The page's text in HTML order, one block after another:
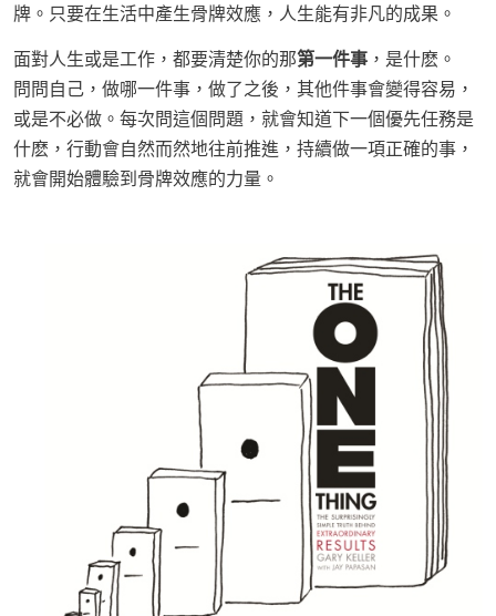
牌。只要在生活中產生骨牌效應，人生能有非凡的成果。
面對人生或是工作，都要清楚你的那第一件事 ，是什麽。
問問自己，做哪一件事，做了之後，其他件事會變得容易，
或是不必做。每次問這個問題，就會知道下一個優先任務是
什麽，行動會自然而然地往前推進，持續做一項正確的事，
就會開始體驗到骨牌效應的力量。